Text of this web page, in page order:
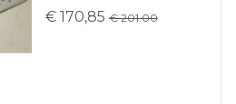
€ 170,85 € 201.00